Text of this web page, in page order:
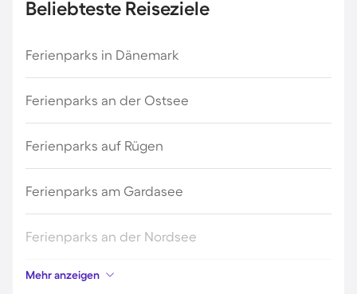
Beliebteste Reiseziele
Ferienparks in Dänemark
Ferienparks an der Ostsee
Ferienparks auf Rügen
Ferienparks am Gardasee
Ferienparks an der Nordsee
Ferienparks in Kroatien
Mehr anzeigen